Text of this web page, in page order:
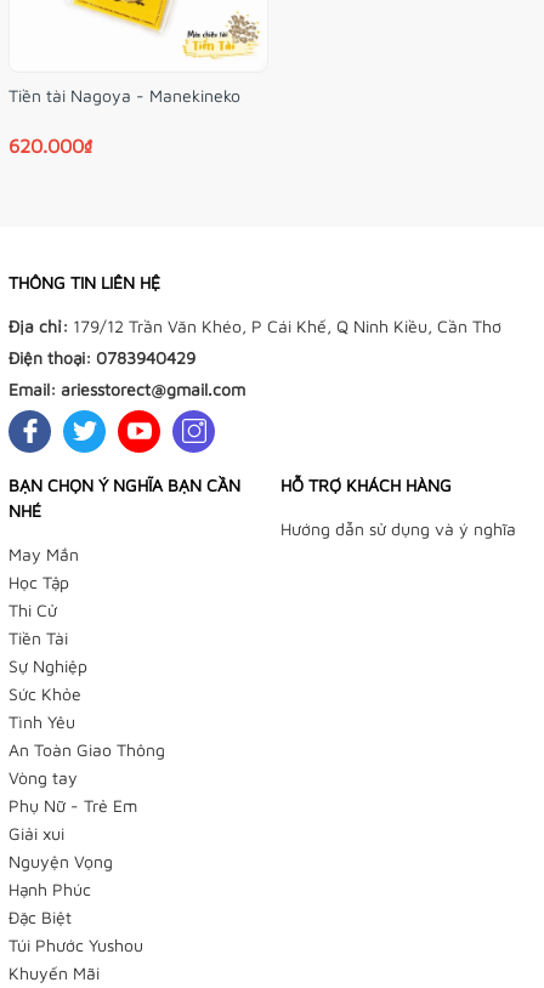
TIỆM BÁN HÀNG TRỰC TUYẾN
TẠI TIỆM
Tiệm Điều Ước - Yushou 御守 - Tiệm Phụ Kiện Bạch
Facebook:
👉Omamori Tiệm Điều Ước
👉Yushou 御守
👉Tiệm Điều Ước
👉 Yushou 御守
Youtube:
Shopee:
👉Tiệm Điều Ước
👉Yushou 御守
👉 Tiệm Yume Phụ kiện phong cách Nhật
Lazada:
Tiền tài Nagoya - Manekineko
620.000₫
THÔNG TIN LIÊN HỆ
Địa chỉ: 179/12 Trần Văn Khéo, P Cái Khế, Q Ninh Kiều, Cần Thơ
Điện thoại: 0783940429
Email: ariesstorect@gmail.com
BẠN CHỌN Ý NGHĨA BẠN CẦN
NHÉ
May Mắn
Học Tập
Thi Cử
Tiền Tài
Sự Nghiệp
Sức Khỏe
Tình Yêu
An Toàn Giao Thông
Vòng tay
Phụ Nữ - Trẻ Em
Giải xui
Nguyện Vọng
Hạnh Phúc
Đặc Biệt
Túi Phước Yushou
Khuyến Mãi
HỖ TRỢ KHÁCH HÀNG
Hướng dẫn sử dụng và ý nghĩa